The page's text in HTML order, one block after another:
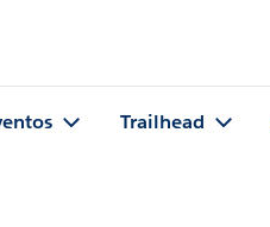
Trailhead